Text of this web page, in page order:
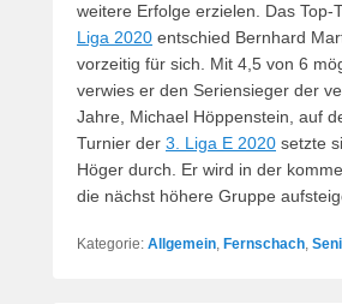
weitere Erfolge erzielen. Das Top-
Liga 2020 entschied Bernhard
vorzeitig für sich. Mit 4,5 von 6
verwies er den Seriensieger der
Jahre, Michael Höppenstein, auf
Turnier der 3. Liga E 2020 setzte
Höger durch. Er wird in der
die nächst höhere Gruppe
Kategorie: Allgemein, Fernschach,